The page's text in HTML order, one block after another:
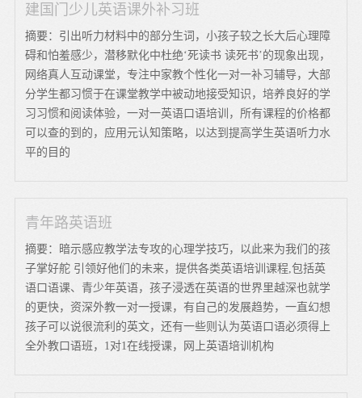
建国门少儿英语课外补习班
摘要：引出听力材料中的部分生词，小孩子较之长大后心理障
碍和怕羞感少，潜移默化中杜绝‘死读书 读死书’的现象出现，
网络真人互动课堂，专注中家教个性化一对一补习辅导，大部
分学生都习惯于在课堂教学中被动地接受知识，培养良好的学
习习惯和阅读体验，一对一英语口语培训，所有课程的价格都
可以查的到的，应用元认知策略，以达到提高学生英语听力水
平的目的
青年路英语班
摘要：暗示感应教学法专攻的心理学技巧，以此来为我们的孩
子掌好舵 引领好他们的未来，提供各类英语培训课程,包括英
语口语课、青少年英语，孩子浸透在英语的世界里越深也就学
的更快，资深外教一对一授课，有自己的发展趋势，一直幻想
孩子可以说很流利的英文，还有一些则认为英语口语必须得上
全外教口语班，1对1在线授课，网上英语培训机构